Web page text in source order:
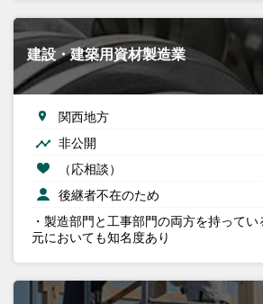
建設・建築用資材製造業
関西地方
非公開
（応相談）
後継者不在のため
・製造部門と工事部門の両方を持って
元においても知名度あり